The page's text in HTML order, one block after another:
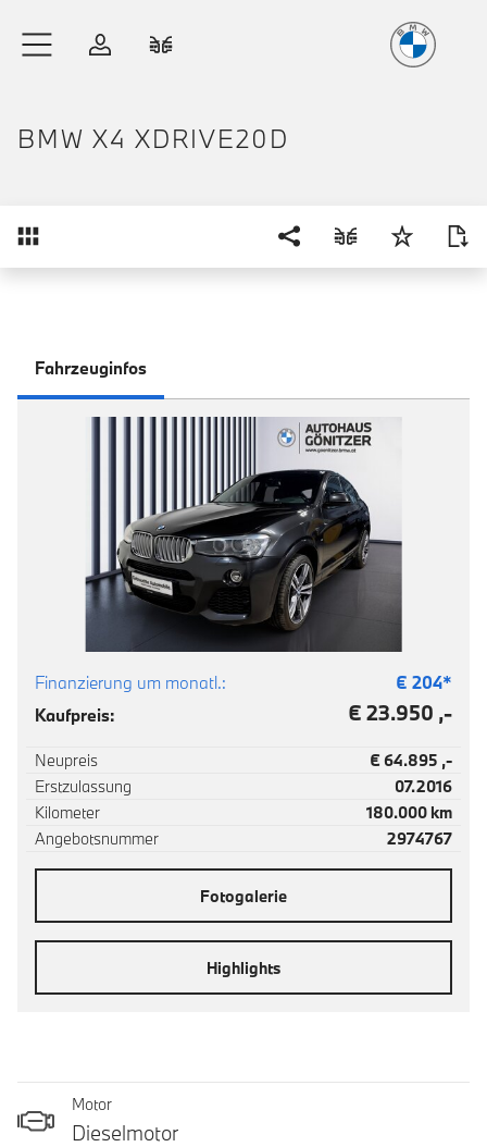
Anmelden
BMW X4 XDRIVE20D
Fahrzeuginfos
Finanzierung um monatl.: € 204*
Kaufpreis:
€ 23.950 ,-
Neupreis
€ 64.895 ,-
Erstzulassung
07.2016
Kilometer
180.000 km
Angebotsnummer
2974767
Fotogalerie
Highlights
Motor
Dieselmotor